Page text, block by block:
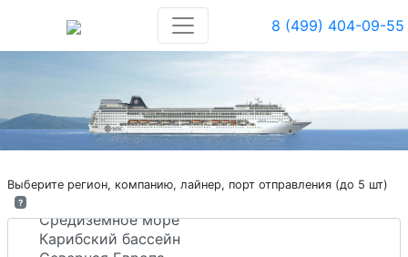
8 (499) 404-09-55
Выберите регион, компанию, лайнер, порт отправления (до 5 шт)
?